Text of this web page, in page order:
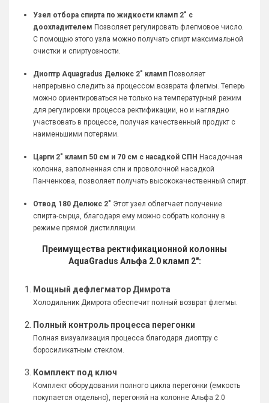
Узел отбора спирта по жидкости кламп 2" с
доохладителем Позволяет регулировать флегмовое число.
С помощью этого узла можно получать спирт максимальной
очистки и спиртуозности.
Диоптр Aquagradus Делюкс 2" кламп Позволяет
непрерывно следить за процессом возврата флегмы. Теперь
можно ориентироваться не только на температурный режим
для регулировки процесса ректификации, но и наглядно
участвовать в процессе, получая качественный продукт с
наименьшими потерями.
Царги 2" кламп 50 см и 70 см с насадкой СПН Насадочная
колонна, заполненная спн и проволочной насадкой
Панченкова, позволяет получать высококачественный спирт.
Отвод 180 Делюкс 2" Этот узел облегчает получение
спирта-сырца, благодаря ему можно собрать колонну в
режиме прямой дистилляции.
Преимущества ректификационной колонны
AquaGradus Альфа 2.0 кламп 2":
Мощный дефлегматор Димрота
Холодильник Димрота обеспечит полный возврат флегмы.
Полный контроль процесса перегонки
Полная визуализация процесса благодаря диоптру с
боросиликатным стеклом.
Комплект под ключ
Комплект оборудования полного цикла перегонки (емкость
покупается отдельно), перегоняй на колонне Альфа 2.0